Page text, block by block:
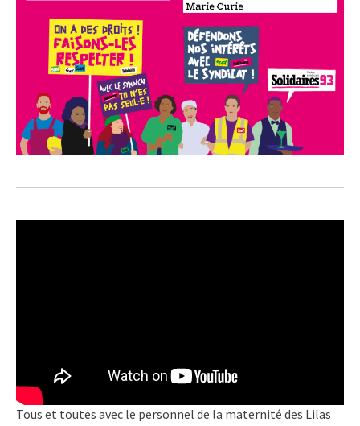
Tous et toutes avec le personnel de la maternité des Lilas